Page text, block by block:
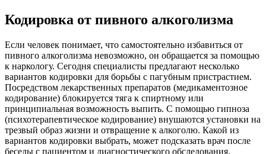
Кодировка от пивного алкоголизма
Если человек понимает, что самостоятельно избавиться от
пивного алкоголизма невозможно, он обращается за помощью
к наркологу. Сегодня специалисты предлагают несколько
вариантов кодировки для борьбы с пагубным пристрастием.
Посредством лекарственных препаратов (медикаментозное
кодирование) блокируется тяга к спиртному или
принципиальная возможность выпить. С помощью гипноза
(психотерапевтическое кодирование) внушаются установки на
трезвый образ жизни и отвращение к алкоголю. Какой из
вариантов кодировки выбрать, может подсказать врач после
беседы с пациентом и диагностического обследования.